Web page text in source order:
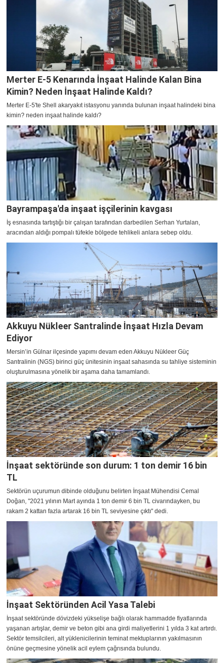
Merter E-5 Kenarında İnşaat Halinde Kalan Bina
Kimin? Neden İnşaat Halinde Kaldı?
Merter E-5'te Shell akaryakıt istasyonu yanında bulunan inşaat halindeki bina
kimin? neden inşaat halinde kaldı?
Bayrampaşa'da inşaat işçilerinin kavgası
İş esnasında tartıştığı bir çalışan tarafından darbedilen Serhan Yurtalan,
aracından aldığı pompalı tüfekle bölgede tehlikeli anlara sebep oldu.
Akkuyu Nükleer Santralinde İnşaat Hızla Devam
Ediyor
Mersin’in Gülnar ilçesinde yapımı devam eden Akkuyu Nükleer Güç
Santralinin (NGS) birinci güç ünitesinin inşaat sahasında su tahliye sisteminin
oluşturulmasına yönelik bir aşama daha tamamlandı.
İnşaat sektöründe son durum: 1 ton demir 16 bin
TL
Sektörün uçurumun dibinde olduğunu belirten İnşaat Mühendisi Cemal
Doğan, "2021 yılının Mart ayında 1 ton demir 6 bin TL civarındayken, bu
rakam 2 kattan fazla artarak 16 bin TL seviyesine çıktı" dedi.
İnşaat Sektöründen Acil Yasa Talebi
İnşaat sektöründe dövizdeki yükselişe bağlı olarak hammadde fiyatlarında
yaşanan artışlar, demir ve beton gibi ana girdi maliyetlerini 1 yılda 3 kat artırdı.
Sektör temsilcileri, alt yüklenicilerinin teminat mektuplarının yakılmasının
önüne geçmesine yönelik acil eylem çağrısında bulundu.